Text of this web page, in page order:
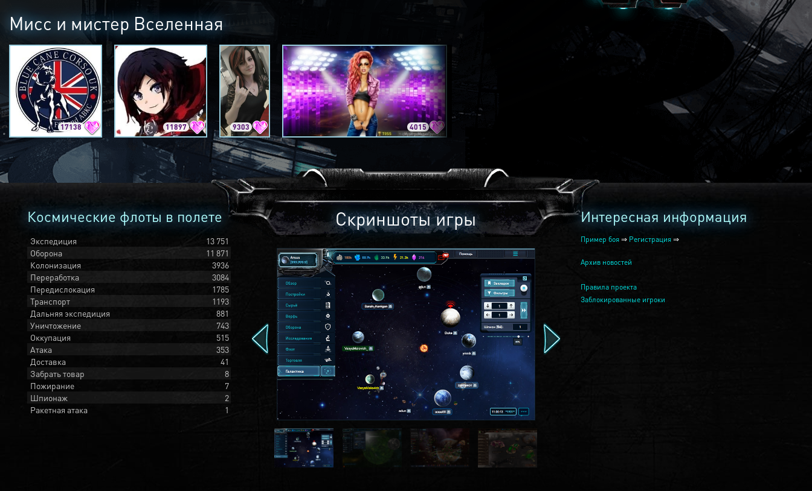
Мисс и мистер Вселенная
17138 11897 9303 4015 2240
Космические флоты в полете
Экспедиция
13 751
Оборона
11 871
Колонизация
3936
Переработка
3084
Передислокация
1785
Транспорт
1193
Дальняя экспедиция
881
Уничтожение
743
Оккупация
515
Атака
353
Доставка
41
Забрать товар
8
Пожирание
7
Шпионаж
2
Ракетная атака
1
Скриншоты игры Интересная информация
Пример боя ⇒ Регистрация ⇒
Архив новостей
Правила проекта
Заблокированные игроки